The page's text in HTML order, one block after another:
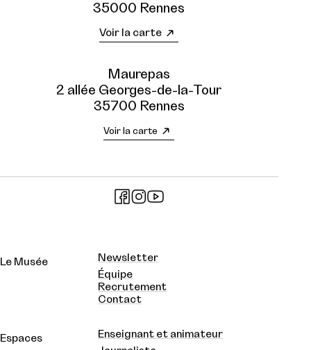
35000 Rennes
Voir la carte
Maurepas
2 allée Georges-de-la-Tour
35700 Rennes
Voir la carte
Le Musée
Newsletter
Équipe
Recrutement
Contact
Espaces
Enseignant et animateur